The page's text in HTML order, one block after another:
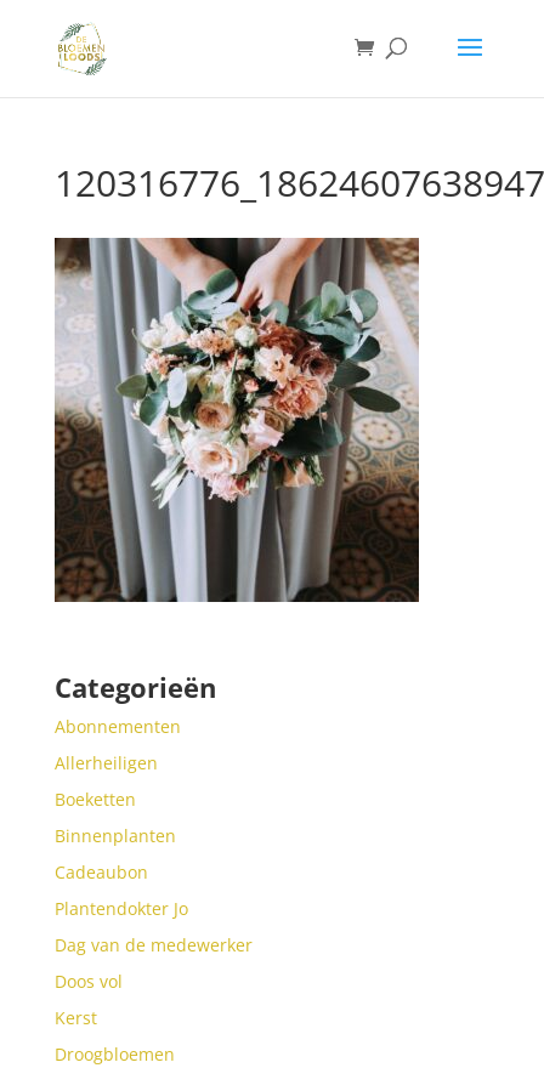
Categorieën
Abonnementen
Allerheiligen
Boeketten
Binnenplanten
Cadeaubon
Plantendokter Jo
Dag van de medewerker
Doos vol
Kerst
Droogbloemen